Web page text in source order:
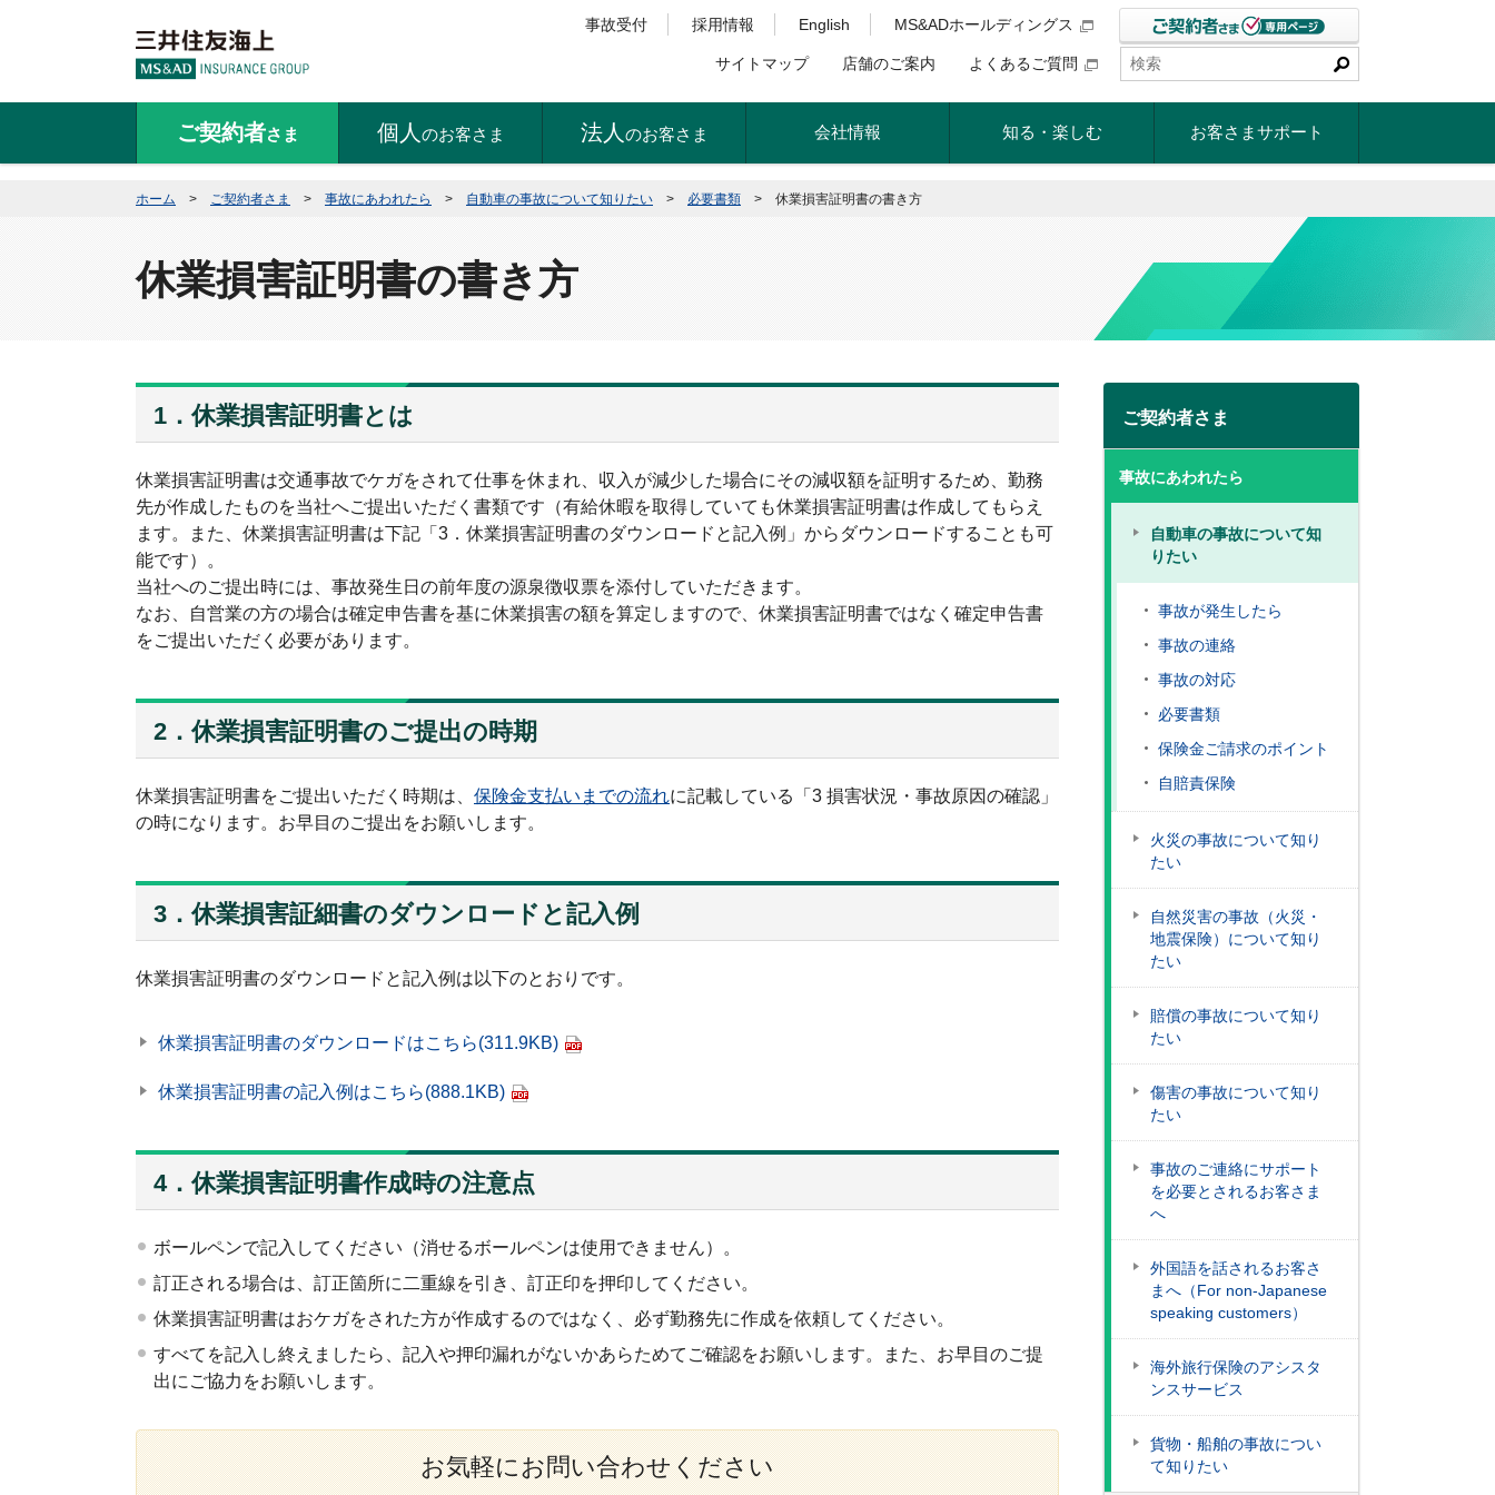
ご契約者さま 個人 のお客さま 法人 のお客さま 会社情報 知る・楽しむ お客さまサポート
サイトマップ 店舗のご案内 よくあるご質問
事故受付 採用情報 English MS&ADホールディングス
ホーム > ご契約者さま > 事故にあわれたら > 自動車の事故について知りたい > 必要書類 > 休業損害証明書の書き方
休業損害証明書の書き方
1．休業損害証明書とは
休業損害証明書は交通事故でケガをされて仕事を休まれ、収入が減少した場合にその減収額を証明するため、勤務
先が作成したものを当社へご提出いただく書類です（有給休暇を取得していても休業損害証明書は作成してもらえ
ます。また、休業損害証明書は下記「3．休業損害証明書のダウンロードと記入例」からダウンロードすることも可
能です）。
当社へのご提出時には、事故発生日の前年度の源泉徴収票を添付していただきます。
なお、自営業の方の場合は確定申告書を基に休業損害の額を算定しますので、休業損害証明書ではなく確定申告書
をご提出いただく必要があります。
2．休業損害証明書のご提出の時期
休業損害証明書をご提出いただく時期は、 保険金支払いまでの流れに記載している「3 損害状況・事故原因の確認」
の時になります。お早目のご提出をお願いします。
3．休業損害証細書のダウンロードと記入例
休業損害証明書のダウンロードと記入例は以下のとおりです。
休業損害証明書のダウンロードはこちら(311.9KB)
休業損害証明書の記入例はこちら(888.1KB)
4．休業損害証明書作成時の注意点
ボールペンで記入してください（消せるボールペンは使用できません）。
訂正される場合は、訂正箇所に二重線を引き、訂正印を押印してください。
休業損害証明書はおケガをされた方が作成するのではなく、必ず勤務先に作成を依頼してください。
すべてを記入し終えましたら、記入や押印漏れがないかあらためてご確認をお願いします。また、お早目のご提
出にご協力をお願いします。
お気軽にお問い合わせください
ご契約者さま
事故にあわれたら
自動車の事故について知
りたい
事故が発生したら
事故の連絡
事故の対応
必要書類
保険金ご請求のポイント
自賠責保険
火災の事故について知り
たい
自然災害の事故（火災・
地震保険）について知り
たい
賠償の事故について知り
たい
傷害の事故について知り
たい
事故のご連絡にサポート
を必要とされるお客さま
へ
外国語を話されるお客さ
まへ（For non-Japanese
speaking customers）
海外旅行保険のアシスタ
ンスサービス
貨物・船舶の事故につい
て知りたい